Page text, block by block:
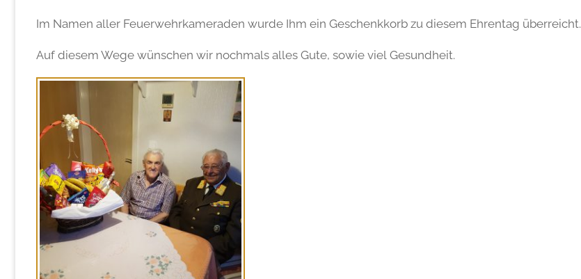
Im Namen aller Feuerwehrkameraden wurde Ihm ein Geschenkkorb zu diesem Ehrentag überreicht.
Auf diesem Wege wünschen wir nochmals alles Gute, sowie viel Gesundheit.